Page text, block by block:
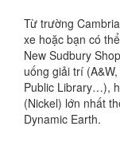
Từ trường
xe hoặc bạn có
New Sudbury
uống giải trí
Public Library…),
(Nickel) lớn nhất
Dynamic Earth.